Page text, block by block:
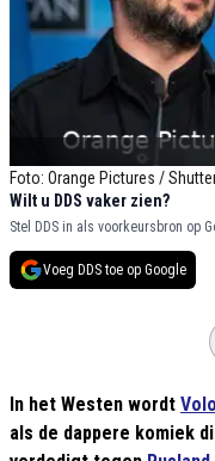
Foto: Orange Pictures /
Wilt u DDS vaker zien?
Stel DDS in als voorkeursbron op
Voeg DDS toe op Google
In het Westen wordt
als de dappere komiek